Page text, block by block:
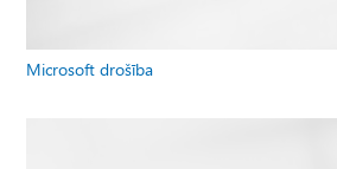
Microsoft drošība